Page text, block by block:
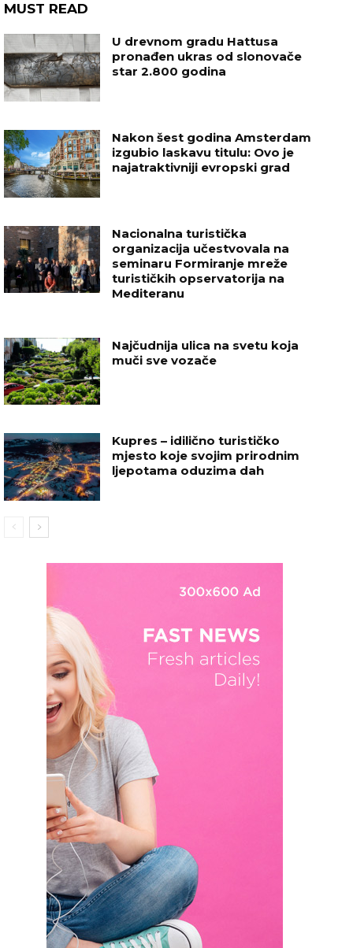
MUST READ
U drevnom gradu Hattusa
pronađen ukras od slonovače
star 2.800 godina
Nakon šest godina Amsterdam
izgubio laskavu titulu: Ovo je
najatraktivniji evropski grad
Nacionalna turistička
organizacija učestvovala na
seminaru Formiranje mreže
turističkih opservatorija na
Mediteranu
Najčudnija ulica na svetu koja
muči sve vozače
Kupres – idilično turističko
mjesto koje svojim prirodnim
ljepotama oduzima dah